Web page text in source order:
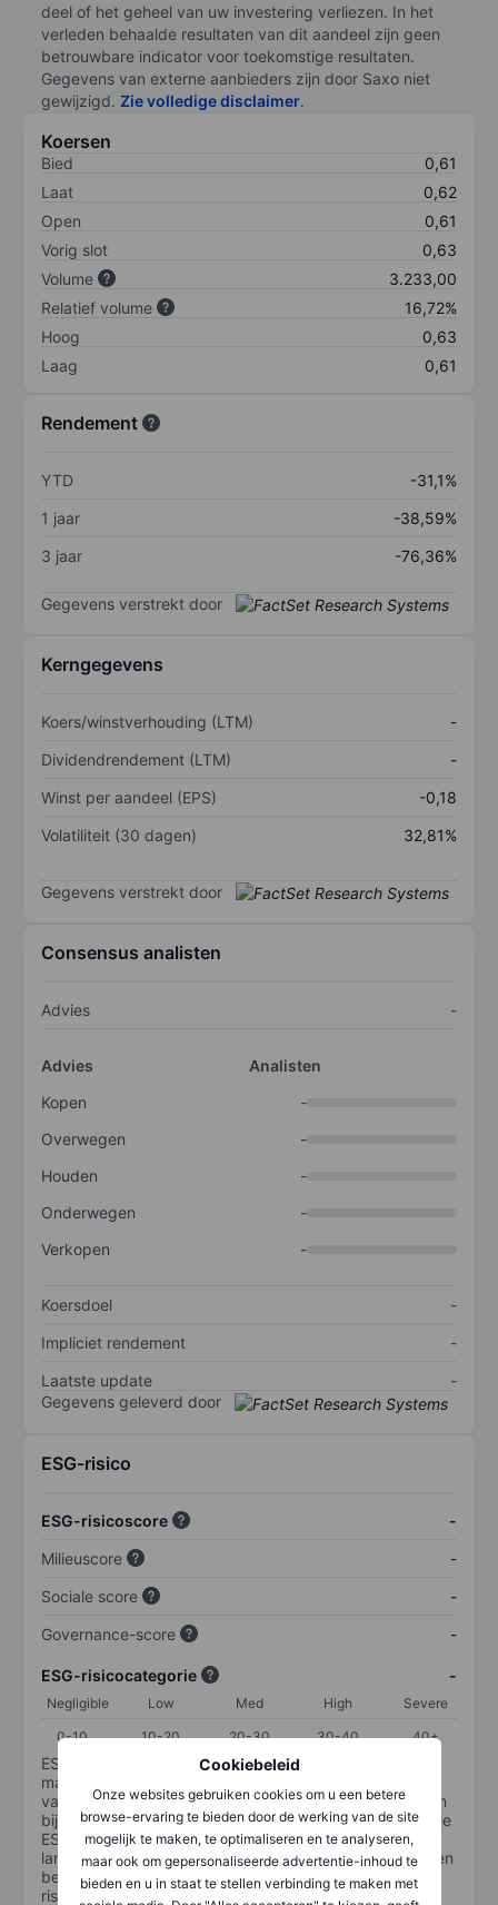
Cookiebeleid
Onze websites gebruiken cookies om u een betere
browse-ervaring te bieden door de werking van de site
mogelijk te maken, te optimaliseren en te analyseren,
maar ook om gepersonaliseerde advertentie-inhoud te
bieden en u in staat te stellen verbinding te maken met
deel of het geheel van uw investering verliezen. In het
verleden behaalde resultaten van dit aandeel zijn geen
betrouwbare indicator voor toekomstige resultaten.
Gegevens van externe aanbieders zijn door Saxo niet
gewijzigd. Zie volledige disclaimer.
Koersen
Bied
0,61
Laat
0,62
Open
0,61
Vorig slot
0,63
Volume
3.233,00
Relatief volume
16,72%
Hoog
0,63
Laag
0,61
Rendement
YTD
-31,1%
1 jaar
-38,59%
3 jaar
-76,36%
Gegevens verstrekt door
Kerngegevens
Koers/winstverhouding (LTM)
-
Dividendrendement (LTM)
-
Winst per aandeel (EPS)
-0,18
Volatiliteit (30 dagen)
32,81%
Gegevens verstrekt door
Consensus analisten
Advies -
Advies
Analisten
Kopen
-
Overwegen
-
Houden
-
Onderwegen
-
Verkopen
-
Koersdoel
-
Impliciet rendement
-
Laatste update
-
Gegevens geleverd door
ESG-risico
ESG-risicoscore
-
Milieuscore
-
Sociale score
-
Governance-score
-
ESG-risicocategorie -
Negligible Low Med High
Severe
0-10
10-20 20-30 30-40 40+
ESG-risico is een maatstaf voor hoe goed een bedrijf
materiële ESG-risico's beheert. De ESG-risicocategorie
van Sustainalytics is ontworpen om beleggers te helpen
bij het identificeren en begrijpen van financieel materiële
ESG-risico's op bedrijfsniveau en hoe deze de
langetermijnprestaties van aandelenbeleggingen kunnen
beïnvloeden. De schaal loopt van 0-100. Hoe lager het
risico, hoe beter (0 staat voor geen risico en 100 voor